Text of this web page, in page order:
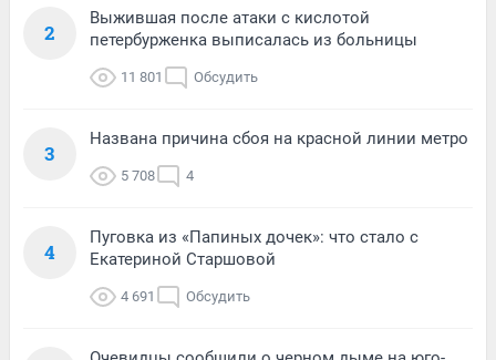
2
Выжившая после атаки с кислотой
петербурженка выписалась из больницы
11 801 Обсудить
3
Названа причина сбоя на красной линии метро
5 708 4
4
Пуговка из «Папиных дочек»: что стало с
Екатериной Старшовой
4 691 Обсудить